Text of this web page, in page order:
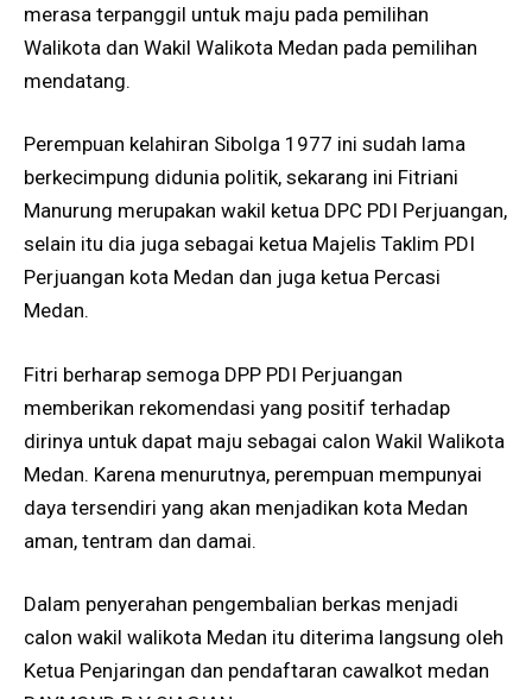
merasa terpanggil untuk maju pada pemilihan
Walikota dan Wakil Walikota Medan pada pemilihan
mendatang.
Perempuan kelahiran Sibolga 1977 ini sudah lama
berkecimpung didunia politik, sekarang ini Fitriani
Manurung merupakan wakil ketua DPC PDI Perjuangan,
selain itu dia juga sebagai ketua Majelis Taklim PDI
Perjuangan kota Medan dan juga ketua Percasi
Medan.
Fitri berharap semoga DPP PDI Perjuangan
memberikan rekomendasi yang positif terhadap
dirinya untuk dapat maju sebagai calon Wakil Walikota
Medan. Karena menurutnya, perempuan mempunyai
daya tersendiri yang akan menjadikan kota Medan
aman, tentram dan damai.
Dalam penyerahan pengembalian berkas menjadi
calon wakil walikota Medan itu diterima langsung oleh
Ketua Penjaringan dan pendaftaran cawalkot medan